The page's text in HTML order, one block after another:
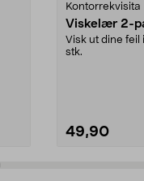
Kontorrekvisita
Viskelær 2-
Visk ut dine feil
stk.
49,90